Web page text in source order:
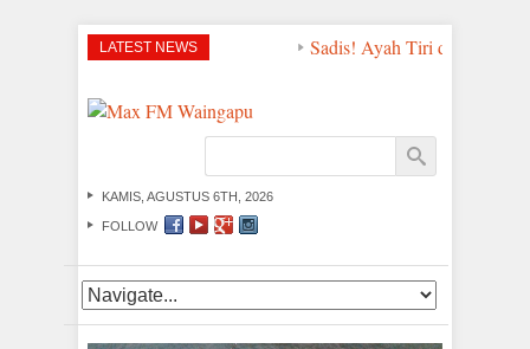
LATEST NEWS Sadis! Ayah Tiri di Sumba
KAMIS, AGUSTUS 6TH, 2026
FOLLOW